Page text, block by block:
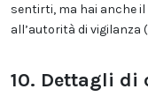
sentirti, ma hai anche
all’autorità di vigilanza
10. Dettagli di